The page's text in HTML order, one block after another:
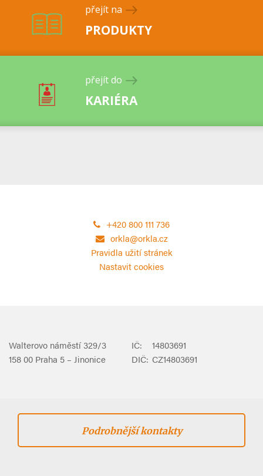
přejít na
PRODUKTY
přejít do
KARIÉRA
+420 800 111 736
orkla@orkla.cz
Pravidla užití stránek
Nastavit cookies
Walterovo náměstí 329/3
158 00 Praha 5 – Jinonice
IČ:
14803691
DIČ: CZ14803691
Podrobnější kontakty